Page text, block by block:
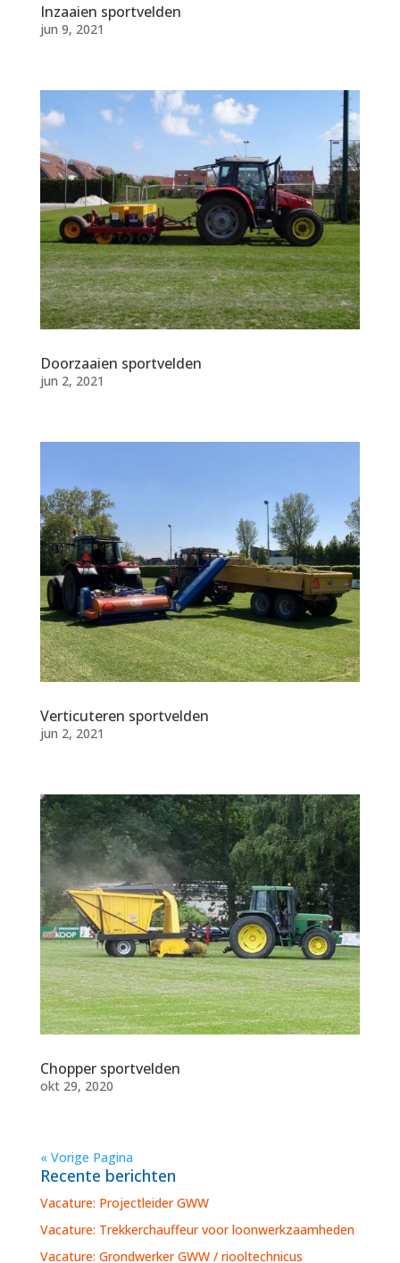
Inzaaien sportvelden
jun 9, 2021
Doorzaaien sportvelden
jun 2, 2021
Verticuteren sportvelden
jun 2, 2021
Chopper sportvelden
okt 29, 2020
« Vorige Pagina
Recente berichten
Vacature: Projectleider GWW
Vacature: Trekkerchauffeur voor loonwerkzaamheden
Vacature: Grondwerker GWW / riooltechnicus